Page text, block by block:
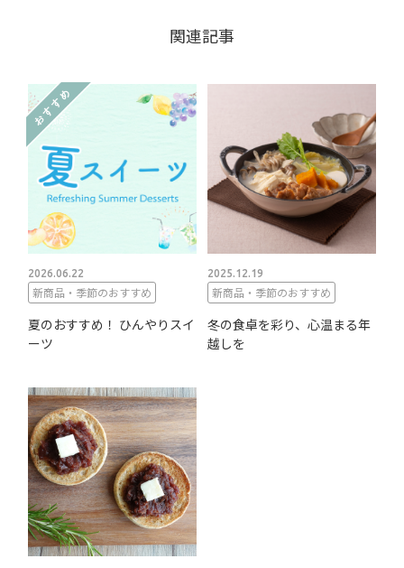
関連記事
2026.06.22
新商品・季節のおすすめ
夏のおすすめ！ ひんやりスイ
ーツ
2025.12.19
新商品・季節のおすすめ
冬の食卓を彩り、心温まる年
越しを